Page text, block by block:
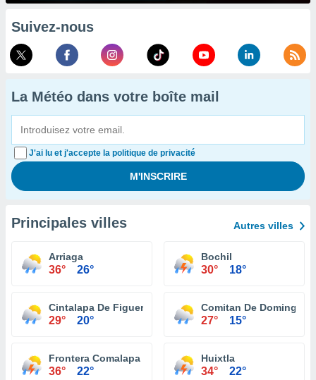
Suivez-nous
La Météo dans votre boîte mail
J'ai lu et j'accepte la politique de privacité
Principales villes Autres villes
Arriaga
36° 26°
Bochil
30° 18°
Cintalapa De Figueroa
29° 20°
Comitan De Dominguez
27° 15°
Frontera Comalapa
36° 22°
Huixtla
34° 22°